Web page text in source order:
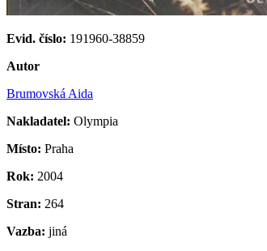
Evid. číslo: 191960-38859
Autor
Brumovská Aida
Nakladatel: Olympia
Místo: Praha
Rok: 2004
Stran: 264
Vazba: jiná